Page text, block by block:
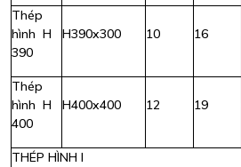
Thép
hình H
390
H390x300 10 16
Thép
hình H
400
H400x400 12 19
THÉP HÌNH I